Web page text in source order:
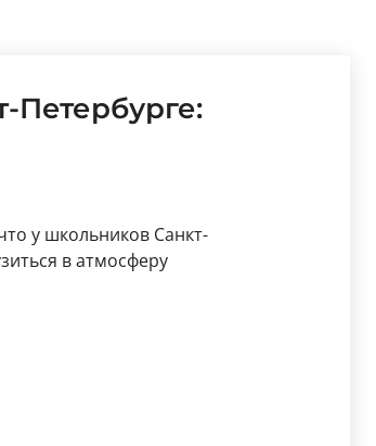
Петербурге:
у школьников Санкт-
в атмосферу